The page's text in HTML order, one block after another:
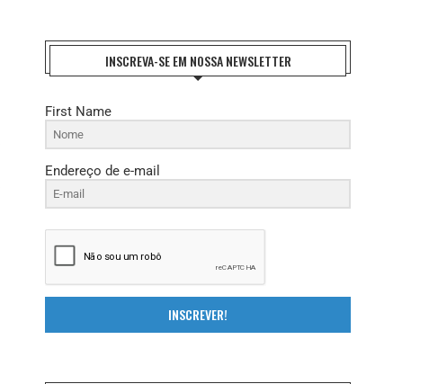
INSCREVA-SE EM NOSSA NEWSLETTER
First Name
Endereço de e-mail
INSCREVER!